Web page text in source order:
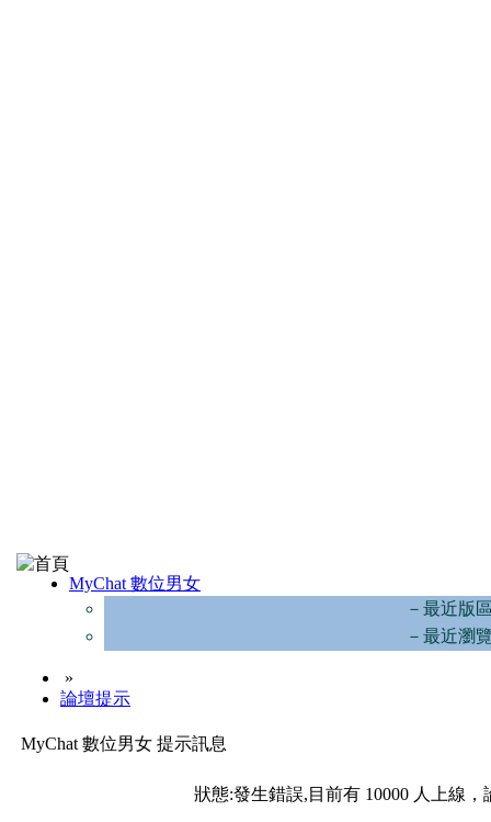
MyChat 數位男女
－最近版
－最近瀏
»
論壇提示
MyChat 數位男女 提示訊息
狀態:發生錯誤,目前有 10000 人上線